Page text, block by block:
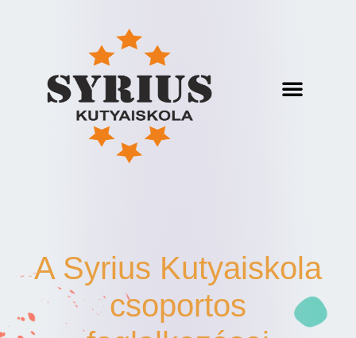
A Syrius Kutyaiskola
csoportos